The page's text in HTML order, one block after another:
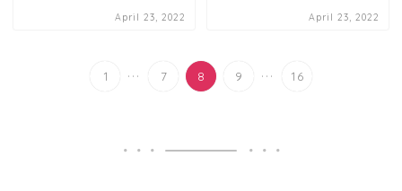
April 23, 2022 April 23, 2022
1 ... 7 8 9 ... 16